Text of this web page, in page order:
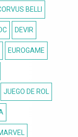
BELLI
DEVIR
EUROGAME
JUEGO DE ROL